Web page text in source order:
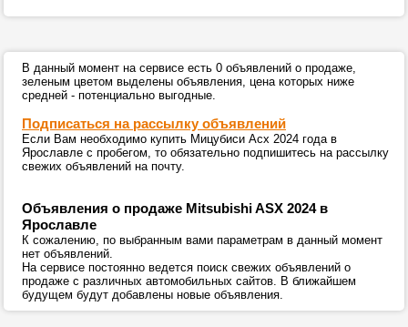
В данный момент на сервисе есть 0 объявлений о продаже,
зеленым цветом выделены объявления, цена которых ниже
средней - потенциально выгодные.
Подписаться на рассылку объявлений
Если Вам необходимо купить Мицубиси Асх 2024 года в
Ярославле с пробегом, то обязательно подпишитесь на рассылку
свежих объявлений на почту.
Объявления о продаже Mitsubishi ASX 2024 в
Ярославле
К сожалению, по выбранным вами параметрам в данный момент
нет объявлений.
На сервисе постоянно ведется поиск свежих объявлений о
продаже с различных автомобильных сайтов. В ближайшем
будущем будут добавлены новые объявления.